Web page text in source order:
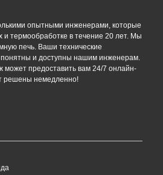
опытными инженерами, которые
и термообработке в течение 20 лет. Мы
печь. Ваши технические
понятны и доступны нашим инженерам.
предоставить вам 24/7 онлайн-
решены немедленно!